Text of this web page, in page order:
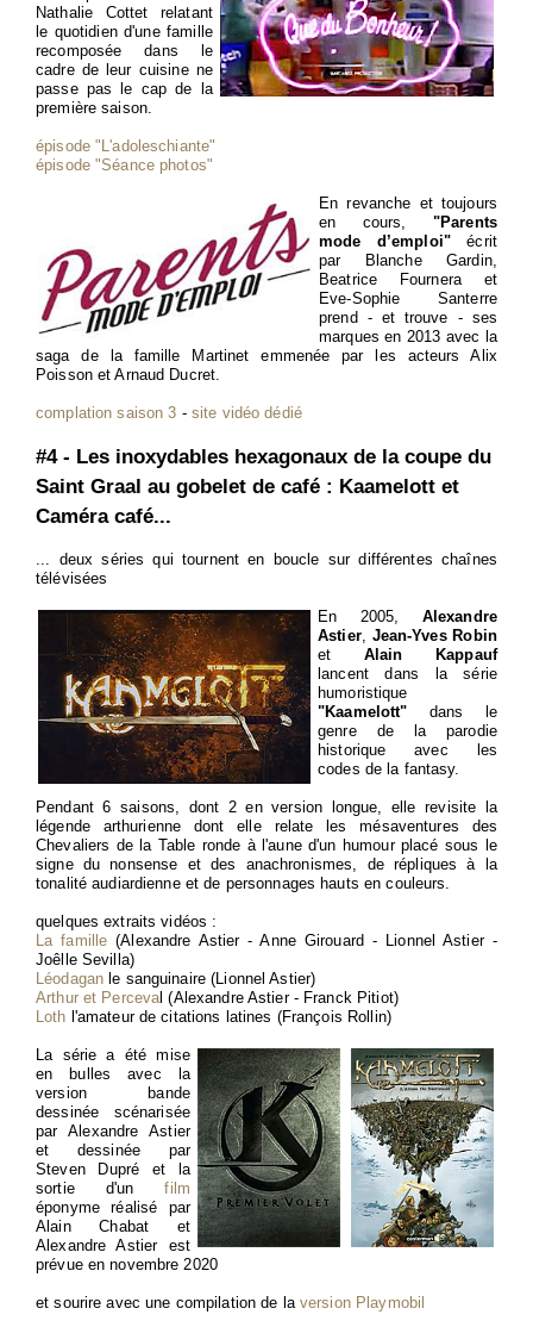
Nathalie Cottet relatant
le quotidien d'une famille
recomposée dans le
cadre de leur cuisine ne
passe pas le cap de la
première saison.
épisode "L'adoleschiante"
épisode "Séance photos"
En revanche et toujours
en cours, "Parents
mode d’emploi" écrit
par Blanche Gardin,
Beatrice Fournera et
Eve-Sophie Santerre
prend - et trouve - ses
marques en 2013 avec la
saga de la famille Martinet emmenée par les acteurs Alix
Poisson et Arnaud Ducret.
complation saison 3 - site vidéo dédié
#4 - Les inoxydables hexagonaux de la coupe du
Saint Graal au gobelet de café : Kaamelott et
Caméra café...
... deux séries qui tournent en boucle sur différentes chaînes
télévisées
En 2005, Alexandre
Astier, Jean-Yves Robin
et Alain Kappauf
lancent dans la série
humoristique
"Kaamelott" dans le
genre de la parodie
historique avec les
codes de la fantasy.
Pendant 6 saisons, dont 2 en version longue, elle revisite la
légende arthurienne dont elle relate les mésaventures des
Chevaliers de la Table ronde à l'aune d'un humour placé sous le
signe du nonsense et des anachronismes, de répliques à la
tonalité audiardienne et de personnages hauts en couleurs.
quelques extraits vidéos :
La famille (Alexandre Astier - Anne Girouard - Lionnel Astier -
Joêlle Sevilla)
Léodagan le sanguinaire (Lionnel Astier)
Arthur et Perceval (Alexandre Astier - Franck Pitiot)
Loth l'amateur de citations latines (François Rollin)
La série a été mise
en bulles avec la
version bande
dessinée scénarisée
par Alexandre Astier
et dessinée par
Steven Dupré et la
sortie d'unfilm
éponyme réalisé par
Alain Chabat et
Alexandre Astier est
prévue en novembre 2020
et sourire avec une compilation de la version Playmobil